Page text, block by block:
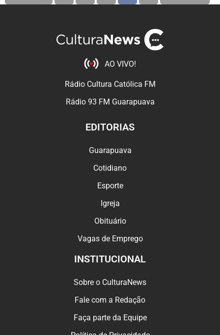
AO VIVO!
Rádio Cultura Católica FM
Rádio 93 FM Guarapuava
EDITORIAS
Guarapuava
Cotidiano
Esporte
Igreja
Obituário
Vagas de Emprego
INSTITUCIONAL
Sobre o CulturaNews
Fale com a Redação
Faça parte da Equipe